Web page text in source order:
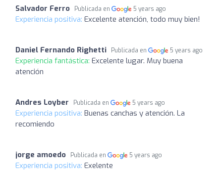
Salvador Ferro Publicada en 5 years ago
Experiencia positiva: Excelente atención, todo muy bien!
Daniel Fernando Righetti Publicada en 5 years ago
Experiencia fantástica: Excelente lugar. Muy buena
atención
Andres Loyber Publicada en 5 years ago
Experiencia positiva: Buenas canchas y atención. La
recomiendo
jorge amoedo Publicada en 5 years ago
Experiencia positiva: Exelente